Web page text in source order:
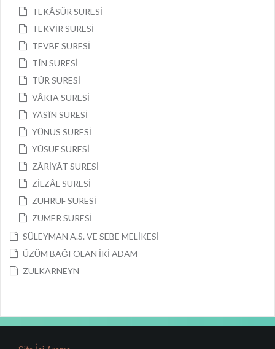
TEKÂSÜR SURESİ
TEKVİR SURESİ
TEVBE SURESİ
TÎN SURESİ
TÛR SURESİ
VÂKIA SURESİ
YÂSÎN SURESİ
YÛNUS SURESİ
YÛSUF SURESİ
ZÂRİYÂT SURESİ
ZİLZÂL SURESİ
ZUHRUF SURESİ
ZÜMER SURESİ
SÜLEYMAN A.S. VE SEBE MELİKESİ
ÜZÜM BAĞI OLAN İKİ ADAM
ZÜLKARNEYN